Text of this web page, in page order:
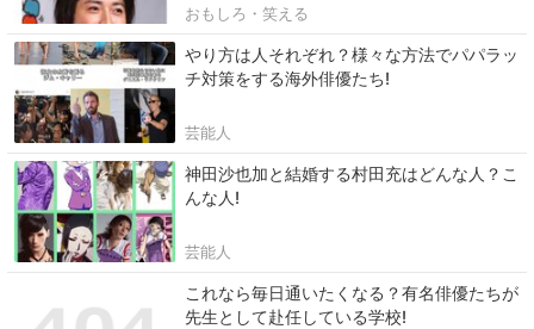
おもしろ・笑える
やり方は人それぞれ？様々な方法でパパラッ
チ対策をする海外俳優たち!
芸能人
神田沙也加と結婚する村田充はどんな人？こ
んな人!
芸能人
これなら毎日通いたくなる？有名俳優たちが
先生として赴任している学校!